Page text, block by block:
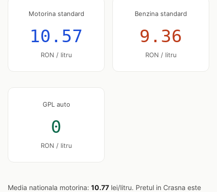
Motorina standard
10.57
RON / litru
Benzina standard
9.36
RON / litru
GPL auto
0
RON / litru
Media nationala motorina: 10.77 lei/litru. Pretul in Crasna este